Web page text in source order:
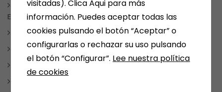
NOTICIAS, FRASES, CURIOSIDADES, EVENTOS, DÍAS
ESPECIALES
NUESTRAS SELECCIONES POR TEMAS
PAPELERIA
visitadas). Clica Aqui para más
información. Puedes aceptar todas las
cookies pulsando el botón “Aceptar” o
configurarlas o rechazar su uso pulsando
el botón “Configurar”. Lee nuestra política
de cookies